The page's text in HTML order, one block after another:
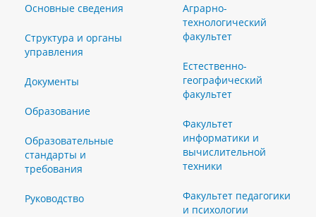
Основные сведения
Структура и органы
управления
Документы
Образование
Образовательные
стандарты и
требования
Руководство
Аграрно-
технологический
факультет
Естественно-
географический
факультет
Факультет
информатики и
вычислительной
техники
Факультет педагогики
и психологии